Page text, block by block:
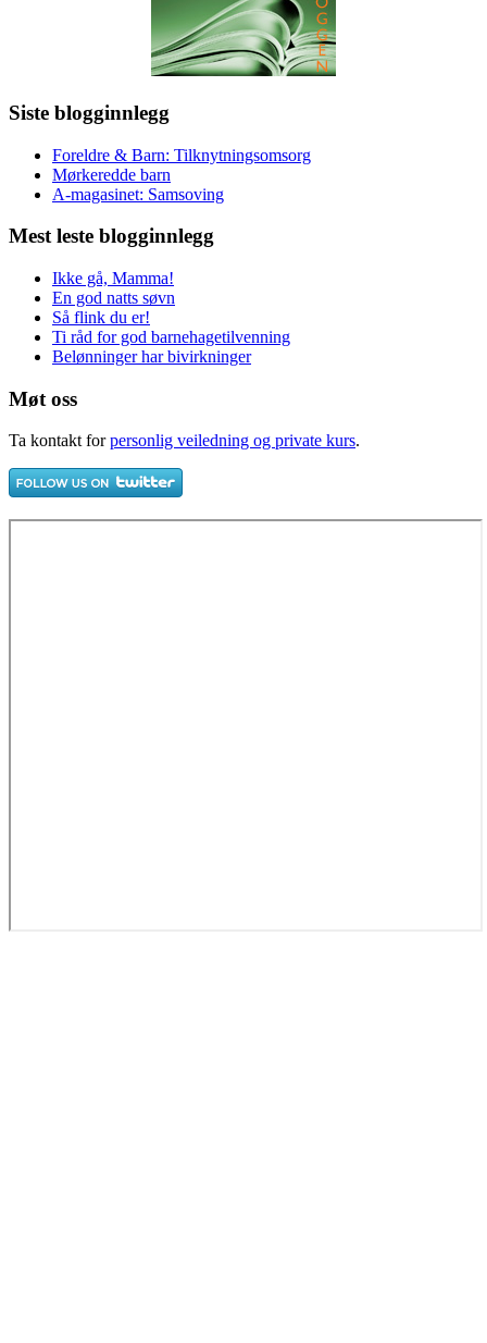
Siste blogginnlegg
Foreldre & Barn: Tilknytningsomsorg
Mørkeredde barn
A-magasinet: Samsoving
Mest leste blogginnlegg
Ikke gå, Mamma!
En god natts søvn
Så flink du er!
Ti råd for god barnehagetilvenning
Belønninger har bivirkninger
Møt oss
Ta kontakt forpersonlig veiledning og private kurs.